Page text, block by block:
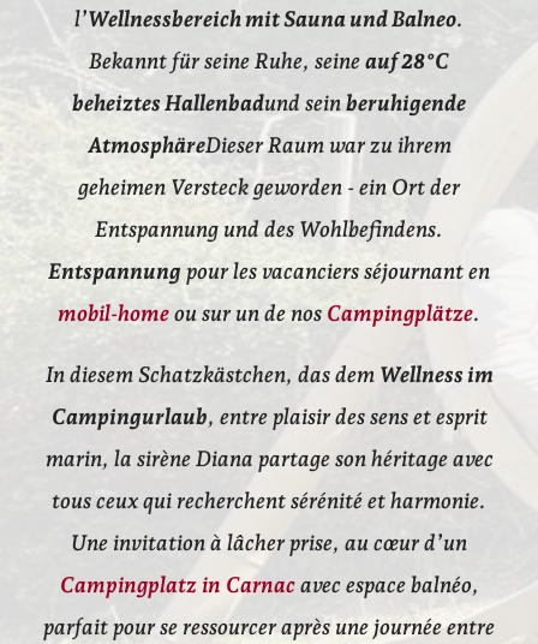
l’Wellnessbereich mit Sauna und Balneo.
Bekannt für seine Ruhe, seineauf 28°C
beheiztes Hallenbadund seinberuhigende
AtmosphäreDieser Raum war zu ihrem
geheimen Versteck geworden - ein Ort der
Entspannung und des Wohlbefindens.
Entspannung pour les vacanciers séjournant en
mobil-homeou sur un de nos Campingplätze.
In diesem Schatzkästchen, das dem Wellness im
Campingurlaub, entre plaisir des sens et esprit
marin, la sirène Diana partage son héritage avec
tous ceux qui recherchent sérénité et harmonie.
Une invitation à lâcher prise, au cœur d’un
Campingplatz in Carnacavec espace balnéo,
parfait pour se ressourcer après une journée entre